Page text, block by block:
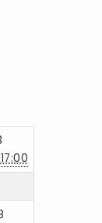
17:00